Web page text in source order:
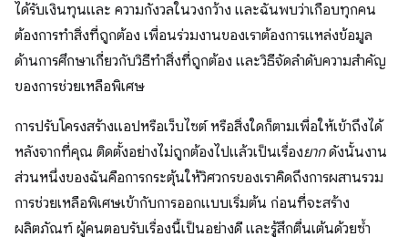
ได้รับเงินทุนและ ความกังวลในวงกว้าง และฉันพบว่าเกือบทุกคน
ต้องการทำสิ่งที่ถูกต้อง เพื่อนร่วมงานของเราต้องการแหล่งข้อมูล
ด้านการศึกษาเกี่ยวกับวิธีทำสิ่งที่ถูกต้อง และวิธีจัดลำดับความสำคัญ
ของการช่วยเหลือพิเศษ
การปรับโครงสร้างแอปหรือเว็บไซต์ หรือสิ่งใดก็ตามเพื่อให้เข้าถึงได้
หลังจากที่คุณ ติดตั้งอย่างไม่ถูกต้องไปแล้วเป็นเรื่องยากดังนั้นงาน
ส่วนหนึ่งของฉันคือการกระตุ้นให้วิศวกรของเราคิดถึงการผสานรวม
การช่วยเหลือพิเศษเข้ากับการออกแบบเริ่มต้น ก่อนที่จะสร้าง
ผลิตภัณฑ์ ผู้คนตอบรับเรื่องนี้เป็นอย่างดี และรู้สึกตื่นเต้นด้วยซ้ำ